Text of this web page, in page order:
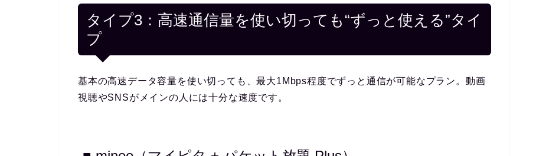
タイプ3：高速通信量を使い切っても“ずっと使える”タイ
プ
基本の高速データ容量を使い切っても、最大1Mbps程度でずっと通信が可能なプラン。動画
視聴やSNSがメインの人には十分な速度です。